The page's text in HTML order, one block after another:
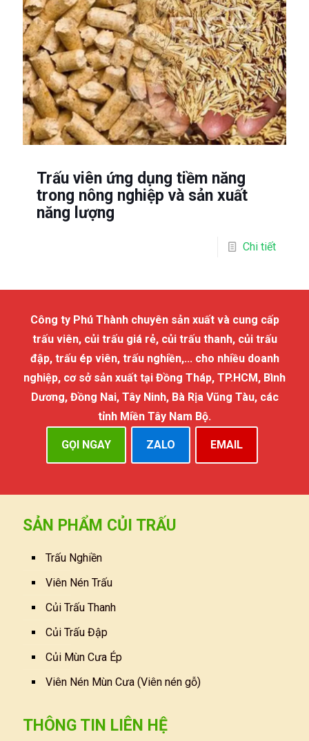
Trấu viên ứng dụng tiềm năng
trong nông nghiệp và sản xuất
năng lượng
Chi tiết
Công ty Phú Thành chuyên sản xuất và cung cấp
trấu viên, củi trấu giá rẻ, củi trấu thanh, củi trấu
đập, trấu ép viên, trấu nghiền,... cho nhiều doanh
nghiệp, cơ sở sản xuất tại Đồng Tháp, TP.HCM, Bình
Dương, Đồng Nai, Tây Ninh, Bà Rịa Vũng Tàu, các
tỉnh Miền Tây Nam Bộ.
GỌI NGAY ZALO EMAIL
SẢN PHẨM CỦI TRẤU
Trấu Nghiền
Viên Nén Trấu
Củi Trấu Thanh
Củi Trấu Đập
Củi Mùn Cưa Ép
Viên Nén Mùn Cưa (Viên nén gỗ)
THÔNG TIN LIÊN HỆ